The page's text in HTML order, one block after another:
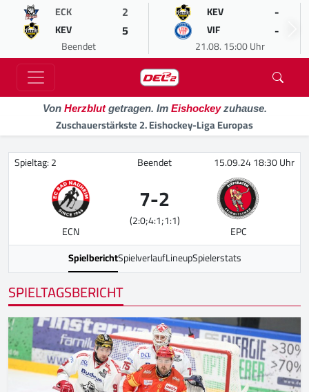
ECK 2
KEV 5
Beendet
KEV -
VIF -
21.08. 15:00 Uhr
Von Herzblutgetragen. Im Eishockeyzuhause.
Zuschauerstärkste 2. Eishockey-Liga Europas
Spieltag: 2 Beendet 15.09.24 18:30 Uhr
ECN
7-2
(2:0;4:1;1:1)
EPC
SpielberichtSpielverlaufLineupSpielerstats
SPIELTAGSBERICHT